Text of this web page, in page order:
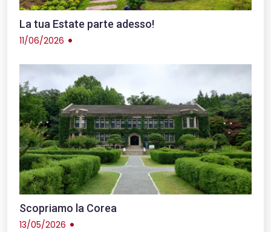
La tua Estate parte adesso!
11/06/2026
Scopriamo la Corea
13/05/2026